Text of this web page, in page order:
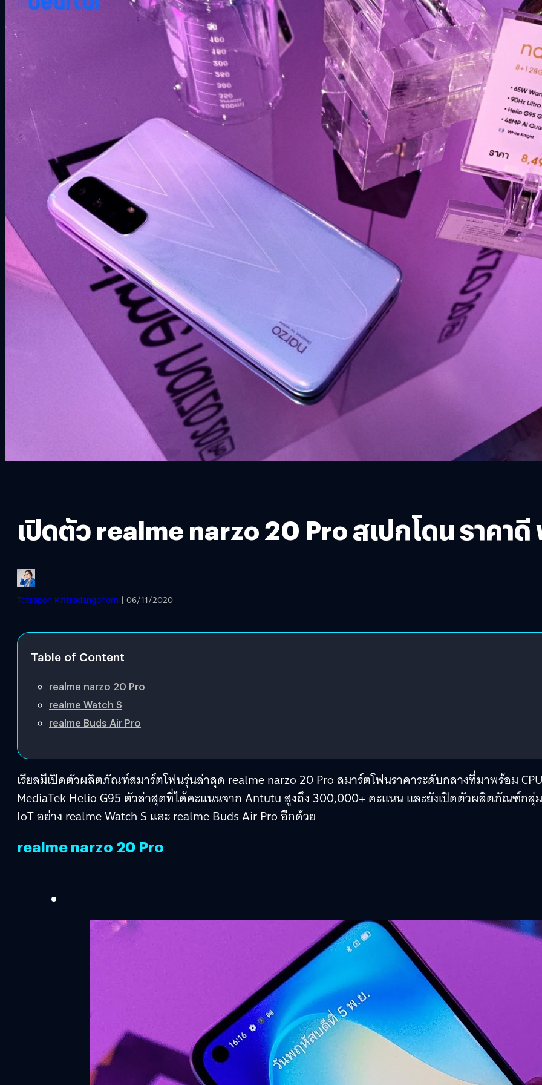
เปิดตัว realme narzo 20 Pro สเปกโดน ราคาดี
Totsapon Kritsadangphorn | 06/11/2020
Table of Content
realme narzo 20 Pro
realme Watch S
realme Buds Air Pro
เรียลมีเปิดตัวผลิตภัณฑ์สมาร์ตโฟนรุ่นล่าสุด realme narzo 20 Pro สมาร์ตโฟนราคาระดับกลางที่มาพร้อม
MediaTek Helio G95 ตัวล่าสุดที่ได้คะแนนจาก Antutu สูงถึง 300,000+ คะแนน และยังเปิดตัวผลิตภัณฑ์กลุ่ม
IoT อย่าง realme Watch S และ realme Buds Air Pro อีกด้วย
realme narzo 20 Pro